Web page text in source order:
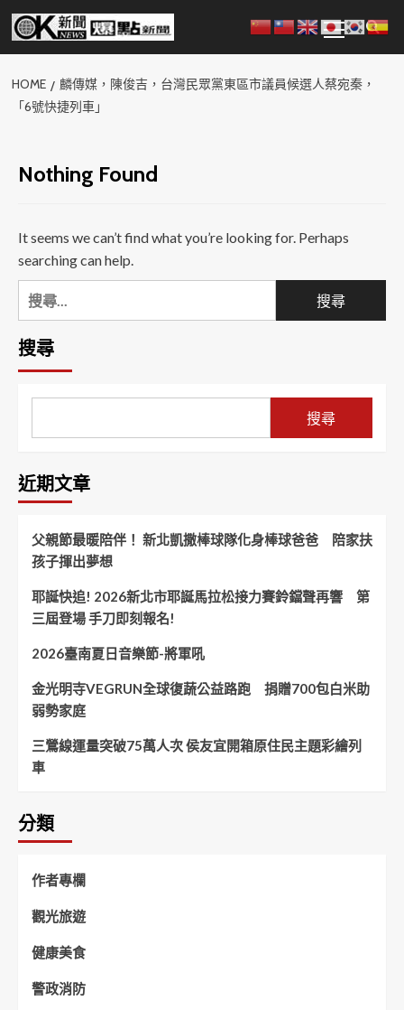
Skip
content
Menu
HOME
麟傳媒，陳俊吉，台灣民眾黨東區市議員候選人蔡宛秦，
「6號快捷列車」
Nothing Found
It seems we can’t find what you’re looking for. Perhaps
searching can help.
搜
尋
關
鍵
搜尋
搜尋
近期文章
父親節最暖陪伴！ 新北凱撒棒球隊化身棒球爸爸 陪家扶
孩子揮出夢想
耶誕快追! 2026新北市耶誕馬拉松接力賽鈴鐺聲再響 第
三屆登場 手刀即刻報名!
2026臺南夏日音樂節-將軍吼
金光明寺VEGRUN全球復蔬公益路跑 捐贈700包白米助
弱勢家庭
三鶯線運量突破75萬人次 侯友宜開箱原住民主題彩繪列
車
分類
作者專欄
觀光旅遊
健康美食
警政消防